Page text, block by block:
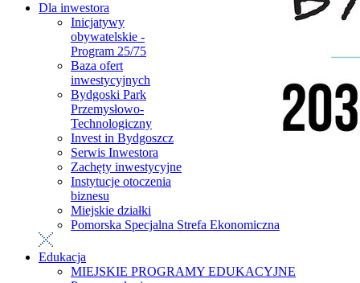
Dla inwestora
Inicjatywy
obywatelskie -
Program 25/75
Baza ofert
inwestycyjnych
Bydgoski Park
Przemysłowo-
Technologiczny
Invest in Bydgoszcz
Serwis Inwestora
Zachęty inwestycyjne
Instytucje otoczenia
biznesu
Miejskie działki
Pomorska Specjalna Strefa Ekonomiczna
Edukacja
MIEJSKIE PROGRAMY EDUKACYJNE